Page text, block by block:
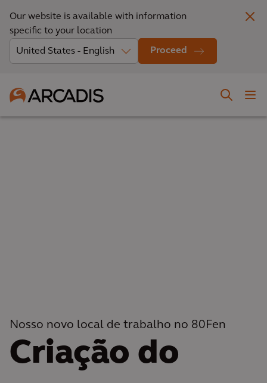
Our website is available with information
specific to your location
Proceed
Nosso novo local de trabalho no 80Fen
Criação do